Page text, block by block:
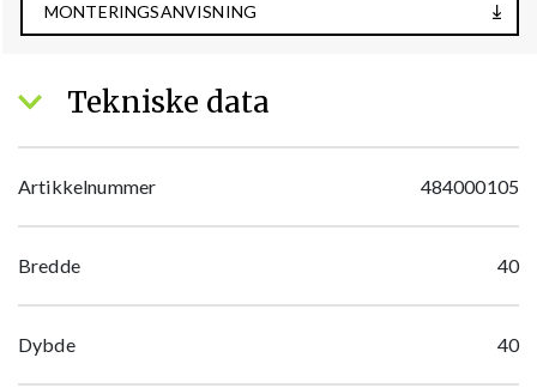
MONTERINGSANVISNING
Tekniske data
Artikkelnummer 484000105
Bredde 40
Dybde 40